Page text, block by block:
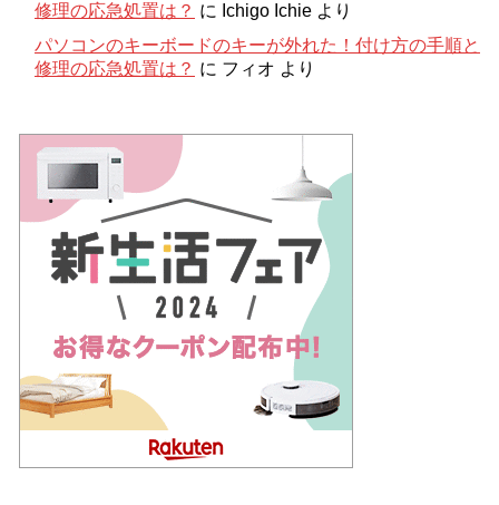
修理の応急処置は？ に Ichigo Ichie より
パソコンのキーボードのキーが外れた！付け方の手順と
修理の応急処置は？ に フィオ より